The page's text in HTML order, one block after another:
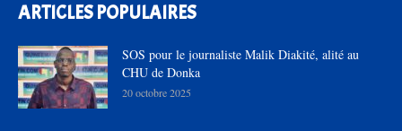
ARTICLES POPULAIRES
SOS pour le journaliste Malik Diakité, alité au
CHU de Donka
20 octobre 2025